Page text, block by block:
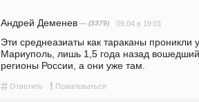
Андрей Деменев — (3379) 09.04 в 19:01
Эти среднеазиаты как тараканы проникли
Мариуполь, лишь 1,5 года назад
регионы России, а они уже там.
# Ответить ! Пожаловаться